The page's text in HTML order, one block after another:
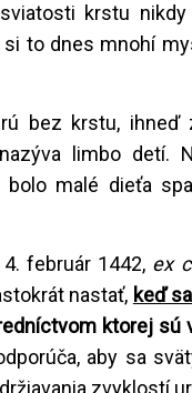
krstu
to dnes mnohí
bez krstu, ihneď
limbo detí.
malé dieťa
február 1442, ex
nastať, keď
ktorej sú
aby sa